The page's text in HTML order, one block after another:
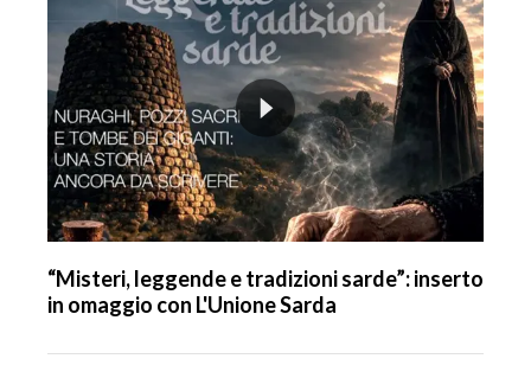
“Misteri, leggende e tradizioni sarde”: inserto
in omaggio con L'Unione Sarda